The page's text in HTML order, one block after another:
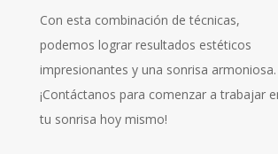
Con esta combinación de técnicas,
podemos lograr resultados estéticos
impresionantes y una sonrisa armoniosa.
¡Contáctanos para comenzar a trabajar
tu sonrisa hoy mismo!